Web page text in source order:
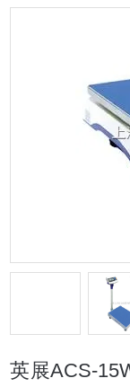
英展ACS-